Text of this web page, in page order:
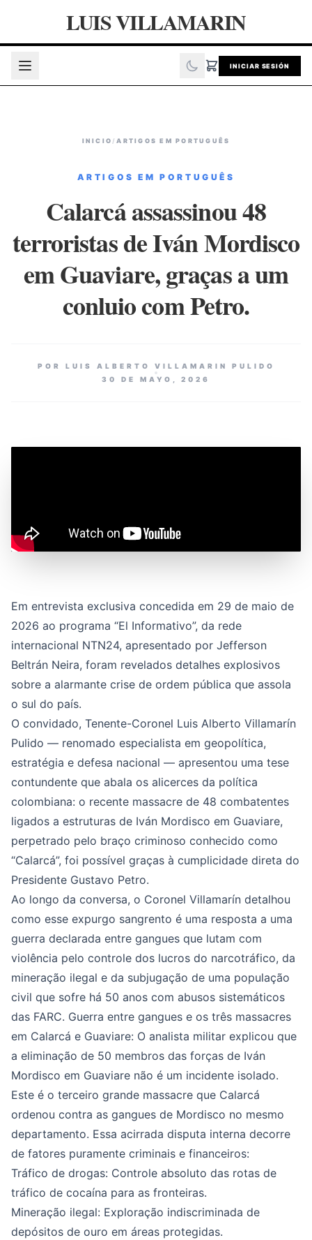
LUIS VILLAMARIN
INICIAR SESIÓN
INICIO /ARTIGOS EM PORTUGUÊS
ARTIGOS EM PORTUGUÊS
Calarcá assassinou 48
terroristas de Iván Mordisco
em Guaviare, graças a um
conluio com Petro.
POR LUIS ALBERTO VILLAMARIN PULIDO
30 DE MAYO, 2026
Em entrevista exclusiva concedida em 29 de maio de
2026 ao programa “El Informativo”, da rede
internacional NTN24, apresentado por Jefferson
Beltrán Neira, foram revelados detalhes explosivos
sobre a alarmante crise de ordem pública que assola
o sul do país.
O convidado, Tenente-Coronel Luis Alberto Villamarín
Pulido — renomado especialista em geopolítica,
estratégia e defesa nacional — apresentou uma tese
contundente que abala os alicerces da política
colombiana: o recente massacre de 48 combatentes
ligados a estruturas de Iván Mordisco em Guaviare,
perpetrado pelo braço criminoso conhecido como
“Calarcá”, foi possível graças à cumplicidade direta do
Presidente Gustavo Petro.
Ao longo da conversa, o Coronel Villamarín detalhou
como esse expurgo sangrento é uma resposta a uma
guerra declarada entre gangues que lutam com
violência pelo controle dos lucros do narcotráfico, da
mineração ilegal e da subjugação de uma população
civil que sofre há 50 anos com abusos sistemáticos
das FARC. Guerra entre gangues e os três massacres
em Calarcá e Guaviare: O analista militar explicou que
a eliminação de 50 membros das forças de Iván
Mordisco em Guaviare não é um incidente isolado.
Este é o terceiro grande massacre que Calarcá
ordenou contra as gangues de Mordisco no mesmo
departamento. Essa acirrada disputa interna decorre
de fatores puramente criminais e financeiros:
Tráfico de drogas: Controle absoluto das rotas de
tráfico de cocaína para as fronteiras.
Mineração ilegal: Exploração indiscriminada de
depósitos de ouro em áreas protegidas.